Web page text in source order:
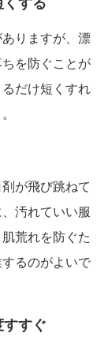
りますが、漂
を防ぐことが
だけ短くすれ
が飛び跳ねて
汚れていい服
荒れを防ぐた
るのがよいで
すぐ